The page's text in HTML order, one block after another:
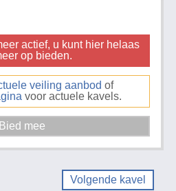
actief, u kunt hier helaas
op bieden.
veiling aanbod of
voor actuele kavels.
Volgende kavel